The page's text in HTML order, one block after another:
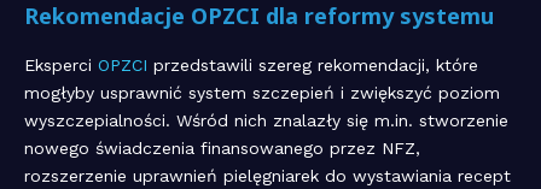
Rekomendacje OPZCI dla reformy systemu
Eksperci OPZCI przedstawili szereg rekomendacji, które
mogłyby usprawnić system szczepień i zwiększyć poziom
wyszczepialności. Wśród nich znalazły się m.in. stworzenie
nowego świadczenia finansowanego przez NFZ,
rozszerzenie uprawnień pielęgniarek do wystawiania recept